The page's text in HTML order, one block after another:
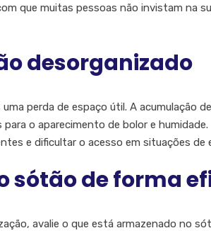
que muitas pessoas não invistam na
desorganizado
perda de espaço útil. A acumulação
o aparecimento de bolor e
e dificultar o acesso em situações de
sótão de forma
avalie o que está armazenado no